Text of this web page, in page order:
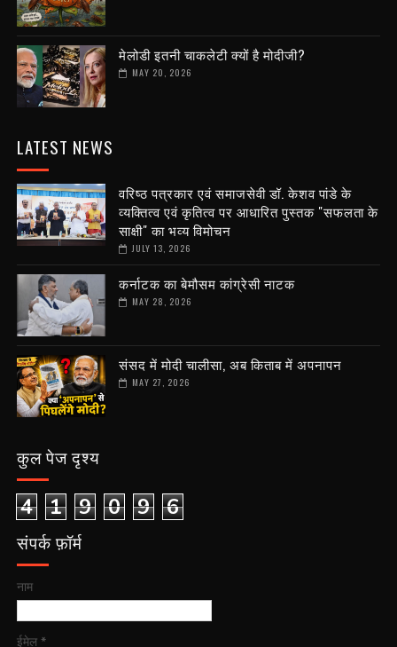
मेलोडी इतनी चाकलेटी क्यों है मोदीजी?
MAY 20, 2026
LATEST NEWS
वरिष्ठ पत्रकार एवं समाजसेवी डॉ. केशव पांडे के
व्यक्तित्व एवं कृतित्व पर आधारित पुस्तक "सफलता के
साक्षी" का भव्य विमोचन
JULY 13, 2026
कर्नाटक का बेमौसम कांग्रेसी नाटक
MAY 28, 2026
संसद में मोदी चालीसा, अब किताब में अपनापन
MAY 27, 2026
कुल पेज दृश्य
4 1 9 0 9 6
संपर्क फ़ॉर्म
नाम
ईमेल *